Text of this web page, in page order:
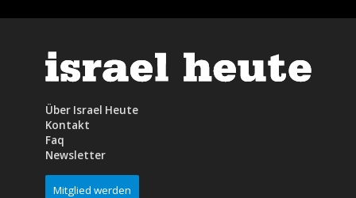
Über Israel Heute
Kontakt
Faq
Newsletter
Mitglied werden